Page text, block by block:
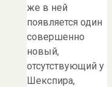
же в ней
появляется один
совершенно
новый,
отсутствующий у
Шекспира,